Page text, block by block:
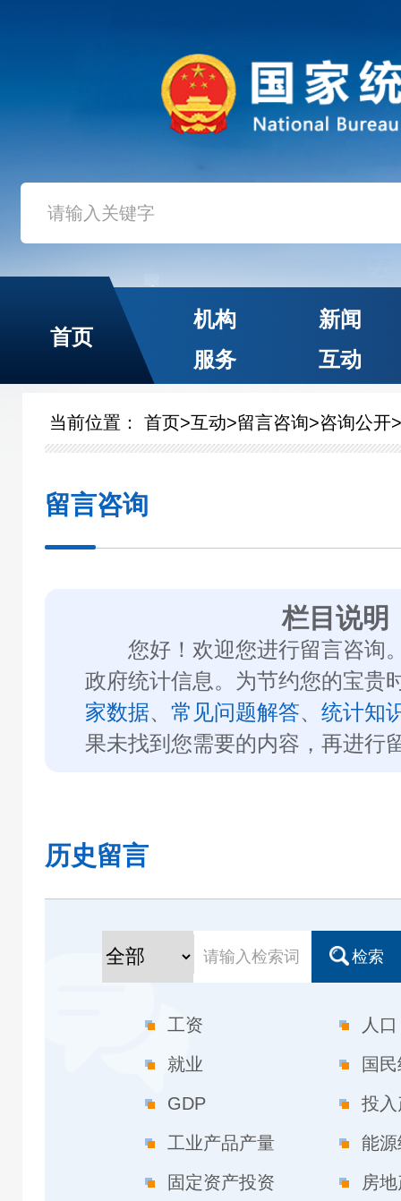
首页
机构
新闻
服务
互动
当前位置： 首页>互动>留言咨询>咨询公开>
留言咨询
栏目说明
您好！欢迎您进行留言咨询
政府统计信息。为节约您的宝贵
家数据、 常见问题解答、 统计知
果未找到您需要的内容，再进行
历史留言
检索
工资
人口
就业
国
GDP
投
工业产品产量
能
固定资产投资
房